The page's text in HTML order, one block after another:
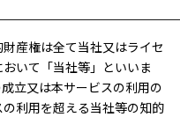
産権は全て当社又はライセ
いて「当社等」といいま
立又は本サービスの利用の
利用を超える当社等の知的